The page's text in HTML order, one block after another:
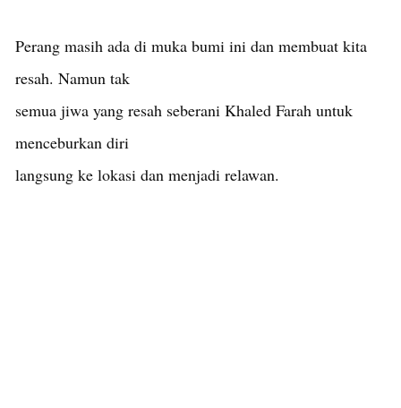
Perang masih ada di muka bumi ini dan membuat kita
resah. Namun tak
semua jiwa yang resah seberani Khaled Farah untuk
menceburkan diri
langsung ke lokasi dan menjadi relawan.